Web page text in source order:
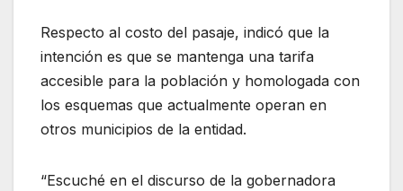
Respecto al costo del pasaje, indicó que la
intención es que se mantenga una tarifa
accesible para la población y homologada con
los esquemas que actualmente operan en
otros municipios de la entidad.
“Escuché en el discurso de la gobernadora